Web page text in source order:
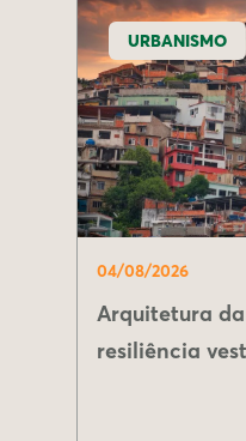
URBANISMO
04/08/2026
Arquitetura
resiliência